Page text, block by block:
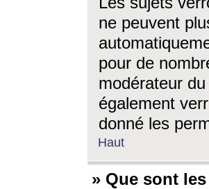
ne peuvent
pour de
modérateur
également
donné les
Haut
» Que sont